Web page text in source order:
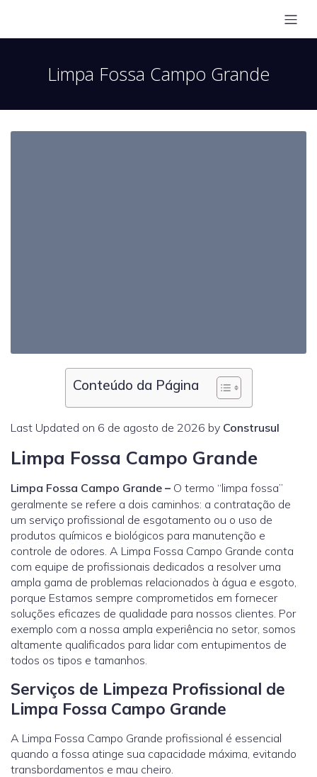
Limpa Fossa Campo Grande
Conteúdo da Página
Last Updated on 6 de agosto de 2026 by Construsul
Limpa Fossa Campo Grande
Limpa Fossa Campo Grande – O termo “limpa fossa”
geralmente se refere a dois caminhos: a contratação de
um serviço profissional de esgotamento ou o uso de
produtos químicos e biológicos para manutenção e
controle de odores. A Limpa Fossa Campo Grande conta
com equipe de profissionais dedicados a resolver uma
ampla gama de problemas relacionados à água e esgoto,
porque Estamos sempre comprometidos em fornecer
soluções eficazes de qualidade para nossos clientes. Por
exemplo com a nossa ampla experiência no setor, somos
altamente qualificados para lidar com entupimentos de
todos os tipos e tamanhos.
Serviços de Limpeza Profissional de
Limpa Fossa Campo Grande
A Limpa Fossa Campo Grande profissional é essencial
quando a fossa atinge sua capacidade máxima, evitando
transbordamentos e mau cheiro.